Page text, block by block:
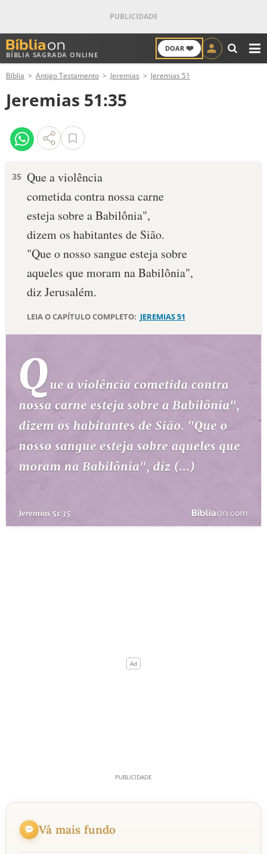
BÍBLIA SAGRADA ONLINE
DOAR ❤️
ANTIGO TESTAMENTO
NOVO TESTAMENTO
VERSÍCULOS
PALAVRA DO DIA
SALMO DO DIA
DEVOCIONAL DIÁRIO
10 MANDAMENTOS
ESTUDOS BÍBLICOS
TEMAS
PERGUNTE À BÍBLIA IA
TERMO BÍBLICO JOGOS
QUEM SOMOS
Bíblia Antigo Testamento Jeremias Jeremias 51
Jeremias 51:35
35 Que a violência
cometida contra nossa carne
esteja sobre a Babilônia",
dizem os habitantes de Sião.
"Que o nosso sangue esteja sobre
aqueles que moram na Babilônia",
diz Jerusalém.
LEIA O CAPÍTULO COMPLETO: JEREMIAS 51
Vá mais fundo